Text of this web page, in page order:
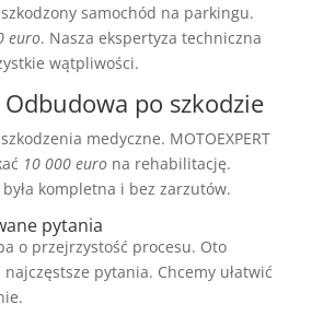
samochód na parkingu.
euro. Nasza ekspertyza techniczna
wątpliwości.
Odbudowa po szkodzie
medyczne. MOTOEXPERT
10 000 eurona rehabilitację.
kompletna i bez zarzutów.
pytania
o przejrzystość procesu. Oto
pytania. Chcemy ułatwić